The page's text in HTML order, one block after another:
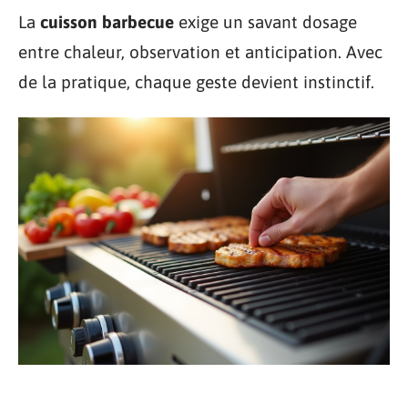
La cuisson barbecue exige un savant dosage
entre chaleur, observation et anticipation. Avec
de la pratique, chaque geste devient instinctif.